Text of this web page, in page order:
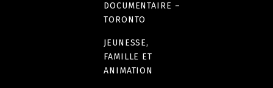
DOCUMENTAIRE –
TORONTO
JEUNESSE,
FAMILLE ET
ANIMATION
Productions
Longs métrages
Documentaires